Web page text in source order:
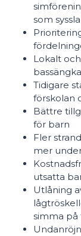
som
Lokalt
Tidigare
förskolan
Bättre
för barn
Fler
mer
utsatta
Utlåning
simma på